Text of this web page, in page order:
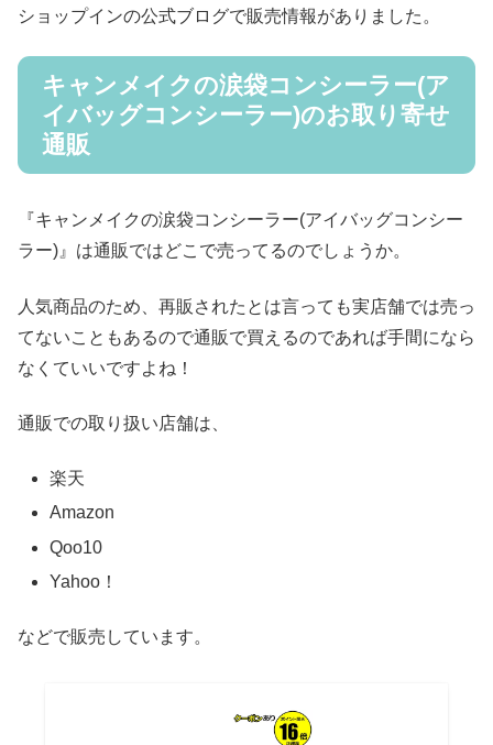
ショップインの公式ブログで販売情報がありました。
キャンメイクの涙袋コンシーラー(ア
イバッグコンシーラー)のお取り寄せ
通販
『キャンメイクの涙袋コンシーラー(アイバッグコンシー
ラー)』は通販ではどこで売ってるのでしょうか。
人気商品のため、再販されたとは言っても実店舗では売っ
てないこともあるので通販で買えるのであれば手間になら
なくていいですよね！
通販での取り扱い店舗は、
楽天
Amazon
Qoo10
Yahoo！
などで販売しています。